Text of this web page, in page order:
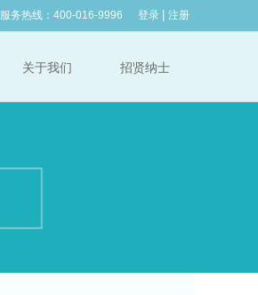
服务热线：400-016-9996 登录 注册
关于我们 招贤纳士